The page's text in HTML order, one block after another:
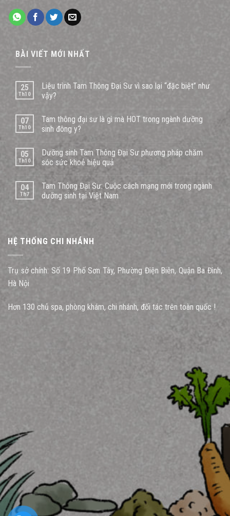
BÀI VIẾT MỚI NHẤT
25
Th10
Liệu trình Tam Thông Đại Sư vì sao lại “đặc biệt” như
vậy?
07
Th10
Tam thông đại sư là gì mà HOT trong ngành dưỡng
sinh đông y?
05
Th10
Dưỡng sinh Tam Thông Đại Sư phương pháp chăm
sóc sức khoẻ hiệu quả
04
Th7
Tam Thông Đại Sư: Cuộc cách mạng mới trong ngành
dưỡng sinh tại Việt Nam
HỆ THỐNG CHI NHÁNH
Trụ sở chính: Số 19 Phố Sơn Tây, Phường Điện Biên, Quận Ba Đình,
Hà Nội
Hơn 130 chủ spa, phòng khám, chi nhánh, đối tác trên toàn quốc !